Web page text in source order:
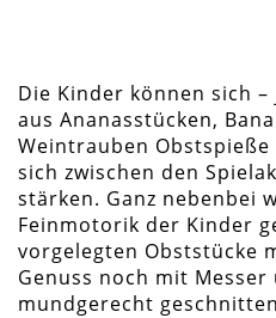
Die Kinder können sich –
aus Ananasstücken,
Weintrauben
sich zwischen den
stärken. Ganz nebenbei
Feinmotorik der Kinder
vorgelegten Obststücke
Genuss noch mit Messer
mundgerecht